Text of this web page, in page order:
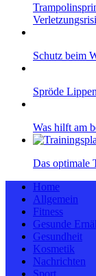
Schutz beim
Spröde
Was hilft am
Das optimale
Home
Allgemein
Fitness
Gesunde
Gesundheit
Kosmetik
Nachrichten
Sport